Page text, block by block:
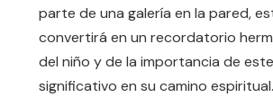
parte de una galería en la pared,
convertirá en un recordatorio
del niño y de la importancia de
significativo en su camino espiritual.